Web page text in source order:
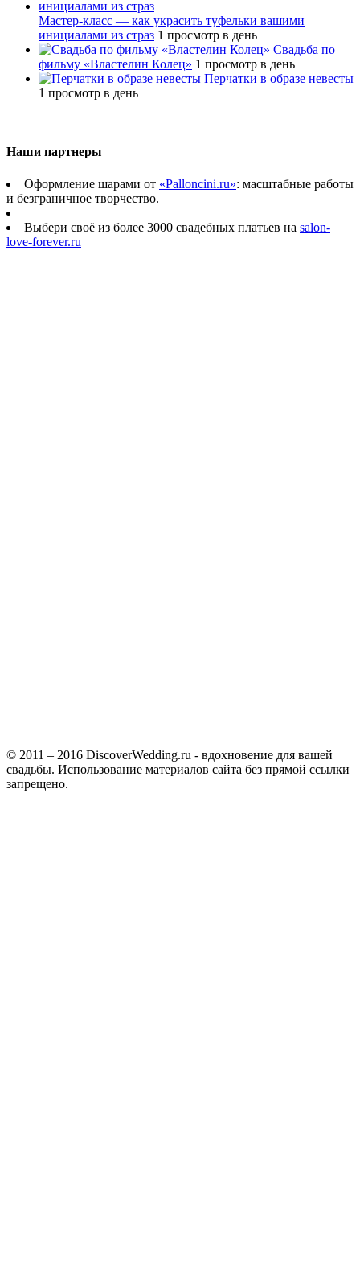
Мастер-класс — как украсить туфельки вашими
инициалами из страз 1 просмотр в день
Свадьба по
фильму «Властелин Колец» 1 просмотр в день
Перчатки в образе невесты
1 просмотр в день
Наши партнеры
Оформление шарами от «Palloncini.ru»: масштабные работы
и безграничное творчество.
Выбери своё из более 3000 свадебных платьев на salon-
love-forever.ru
© 2011 – 2016 DiscoverWedding.ru - вдохновение для вашей
свадьбы. Использование материалов сайта без прямой ссылки
запрещено.